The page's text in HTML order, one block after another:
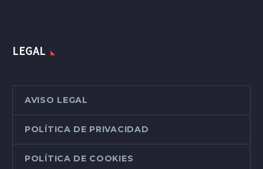
LEGAL
AVISO LEGAL
POLÍTICA DE PRIVACIDAD
POLÍTICA DE COOKIES